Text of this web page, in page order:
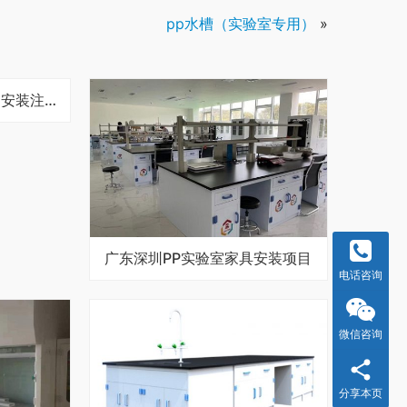
pp水槽（实验室专用） »
实验室装修中实验台规划安装注意什么？
广东深圳PP实验室家具安装项目
电话咨询
微信咨询
分享本页